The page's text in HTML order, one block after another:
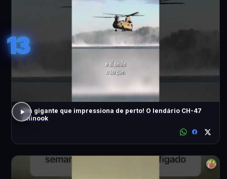
13
Um gigante que impressiona de perto! O lendário CH-47
Chinook